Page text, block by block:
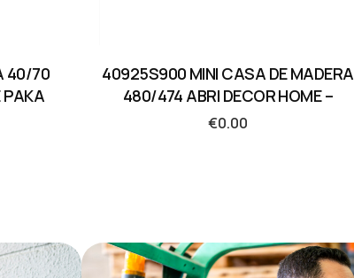
40/70
PAKA
40925S900 MINI CASA DE MADERA
480/474 ABRI DECOR HOME –
€0.00